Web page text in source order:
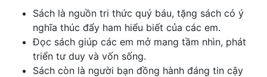
Sách là nguồn tri thức quý báu, tặng sách có ý
nghĩa thúc đẩy ham hiểu biết của các em.
Đọc sách giúp các em mở mang tầm nhìn, phát
triển tư duy và vốn sống.
Sách còn là người bạn đồng hành đáng tin cậy